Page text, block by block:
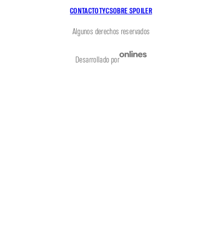
CONTACTOTYCSOBRE SPOILER
Algunos derechos reservados
Desarrollado por